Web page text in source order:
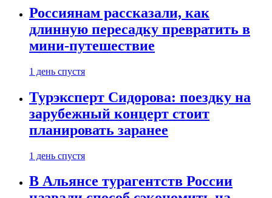
Россиянам рассказали, как
длинную пересадку превратить в
мини-путешествие
1 день спустя
Турэксперт Сидорова: поездку на
зарубежный концерт стоит
планировать заранее
1 день спустя
В Альянсе турагентств России